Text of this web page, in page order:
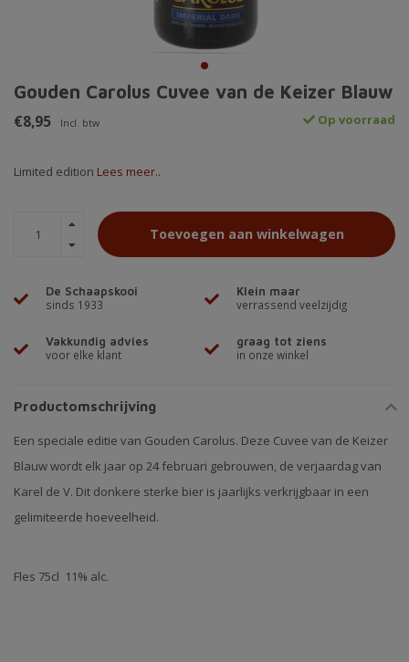
Gouden Carolus Cuvee van de Keizer Blauw
€8,95 Incl. btw Op voorraad
Limited edition Lees meer..
Toevoegen aan winkelwagen
De Schaapskooi
sinds 1933
Klein maar
verrassend veelzijdig
Vakkundig advies
voor elke klant
graag tot ziens
in onze winkel
Productomschrijving
Een speciale editie van Gouden Carolus. Deze Cuvee van de Keizer
Blauw wordt elk jaar op 24 februari gebrouwen, de verjaardag van
Karel de V. Dit donkere sterke bier is jaarlijks verkrijgbaar in een
gelimiteerde hoeveelheid.
Fles 75cl 11% alc.